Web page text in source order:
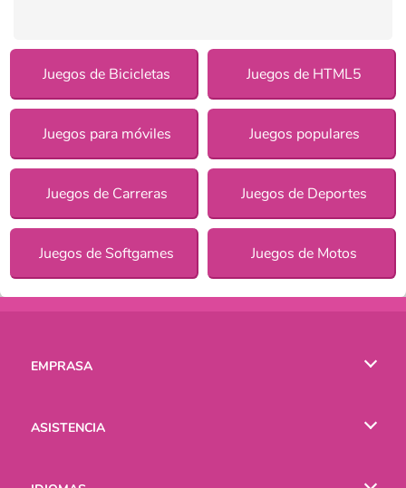
Juegos de Bicicletas Juegos de HTML5
Juegos para móviles Juegos populares
Juegos de Carreras Juegos de Deportes
Juegos de Softgames Juegos de Motos
EMPRASA
ASISTENCIA